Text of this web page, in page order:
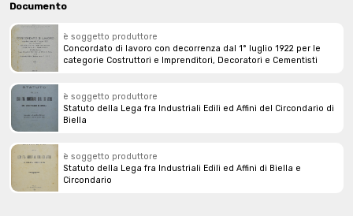
Documento
è soggetto produttore
Concordato di lavoro con decorrenza dal 1° luglio 1922 per le
categorie Costruttori e Imprenditori, Decoratori e Cementisti
è soggetto produttore
Statuto della Lega fra Industriali Edili ed Affini del Circondario di
Biella
è soggetto produttore
Statuto della Lega fra Industriali Edili ed Affini di Biella e
Circondario